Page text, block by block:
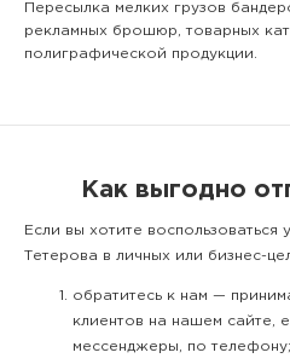
Пересылка мелких грузов
рекламных брошюр, товарных
полиграфической продукции.
Как выгодно
Если вы хотите воспользоваться
Тетерова в личных или бизнес-
обратитесь к нам —
клиентов на нашем сайте,
мессенджеры, по телефону;